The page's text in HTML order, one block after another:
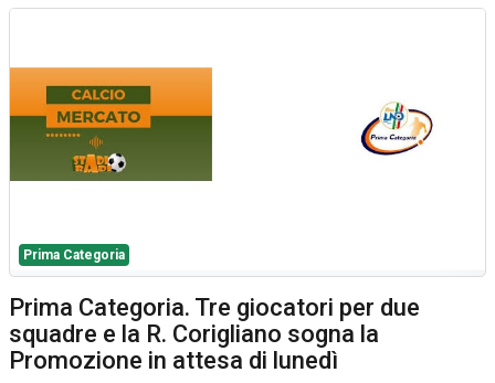
Prima Categoria
Prima Categoria. Tre giocatori per due
squadre e la R. Corigliano sogna la
Promozione in attesa di lunedì